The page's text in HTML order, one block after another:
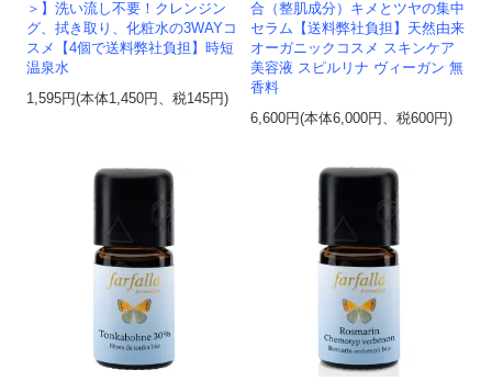
＞】洗い流し不要！クレンジン
グ、拭き取り、化粧水の3WAYコ
スメ【4個で送料弊社負担】時短
温泉水
1,595円(本体1,450円、税145円)
合（整肌成分）キメとツヤの集中
セラム【送料弊社負担】天然由来
オーガニックコスメ スキンケア
美容液 スピルリナ ヴィーガン 無
香料
6,600円(本体6,000円、税600円)